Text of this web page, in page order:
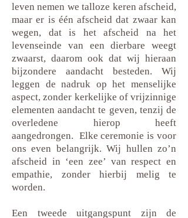
leven nemen we talloze keren afscheid,
maar er is één afscheid dat zwaar kan
wegen, dat is het afscheid na het
levenseinde van een dierbare weegt
zwaarst, daarom ook dat wij hieraan
bijzondere aandacht besteden. Wij
leggen de nadruk op het menselijke
aspect, zonder kerkelijke of vrijzinnige
elementen aandacht te geven, tenzij de
overledene hierop heeft
aangedrongen. Elke ceremonie is voor
ons even belangrijk. Wij hullen zo’n
afscheid in ‘een zee’ van respect en
empathie, zonder hierbij melig te
worden.
Een tweede uitgangspunt zijn de